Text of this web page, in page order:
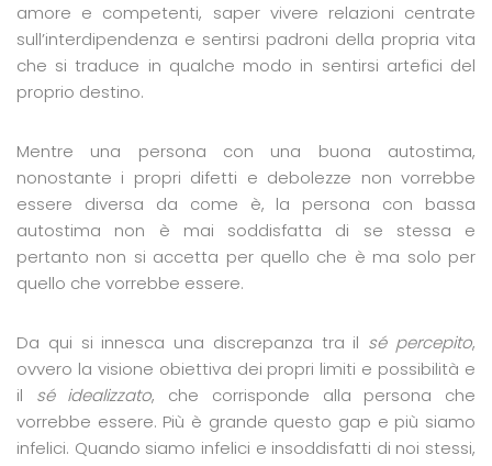
amore e competenti, saper vivere relazioni centrate
sull’interdipendenza e sentirsi padroni della propria vita
che si traduce in qualche modo in sentirsi artefici del
proprio destino.
Mentre una persona con una buona autostima,
nonostante i propri difetti e debolezze non vorrebbe
essere diversa da come è, la persona con bassa
autostima non è mai soddisfatta di se stessa e
pertanto non si accetta per quello che è ma solo per
quello che vorrebbe essere.
Da qui si innesca una discrepanza tra il sé percepito,
ovvero la visione obiettiva dei propri limiti e possibilità e
il sé idealizzato, che corrisponde alla persona che
vorrebbe essere. Più è grande questo gap e più siamo
infelici. Quando siamo infelici e insoddisfatti di noi stessi,